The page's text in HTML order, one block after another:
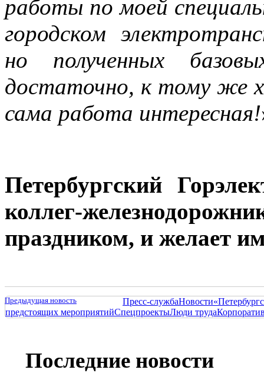
работы по моей
городском
но полученных
достаточно, к тому же
сама работа интересная!
Петербургский
коллег-
праздником, и желает
Предыдущая новость Пресс-службаНовости
предстоящих мероприятийСпецпроектыЛюди труда
Последние новости